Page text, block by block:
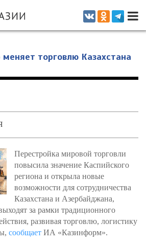
издание, посвященное актуальным
пространстве
торговлю Казахстана
Перестройка мировой торговли
повысила значение Каспийского
региона и открыла новые
возможности для сотрудничества
Казахстана и Азербайджана,
за рамки традиционного
развивая торговлю, логистику
сообщает ИА «Казинформ».